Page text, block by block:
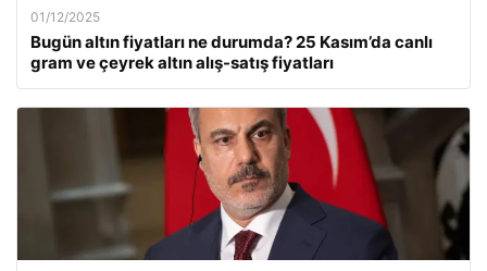
01/12/2025
Bugün altın fiyatları ne durumda? 25 Kasım’da canlı
gram ve çeyrek altın alış-satış fiyatları